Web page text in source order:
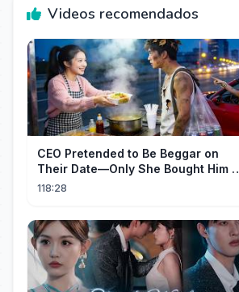
Videos recomendados
CEO Pretended to Be Beggar on
Their Date—Only She Bought Him a
Meal, and He Fell in Love!
118:28